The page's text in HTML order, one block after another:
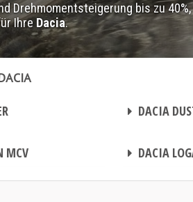
Drehmomentsteigerung bis zu
Ihre Dacia.
DACIA
MCV DACIA